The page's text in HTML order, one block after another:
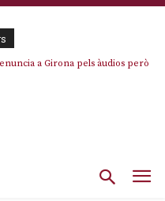
a Girona pels àudios però
del repartiment dels menors